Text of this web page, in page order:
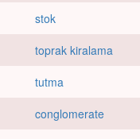
stok
toprak kiralama
tutma
conglomerate